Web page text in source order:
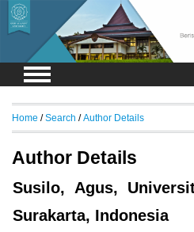
Home /Search /Author Details
Author Details
Susilo, Agus,
Surakarta, Indonesia